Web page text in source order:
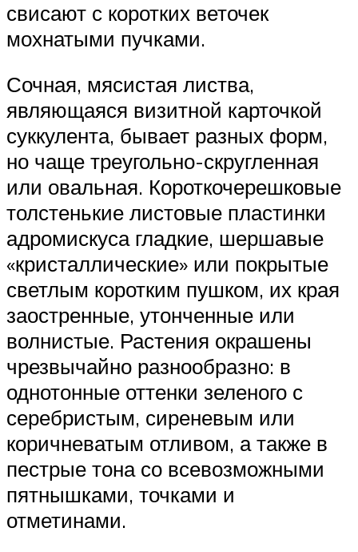
свисают с коротких веточек
мохнатыми пучками.
Сочная, мясистая листва,
являющаяся визитной карточкой
суккулента, бывает разных форм,
но чаще треугольно-скругленная
или овальная. Короткочерешковые
толстенькие листовые пластинки
адромискуса гладкие, шершавые
«кристаллические» или покрытые
светлым коротким пушком, их края
заостренные, утонченные или
волнистые. Растения окрашены
чрезвычайно разнообразно: в
однотонные оттенки зеленого с
серебристым, сиреневым или
коричневатым отливом, а также в
пестрые тона со всевозможными
пятнышками, точками и
отметинами.